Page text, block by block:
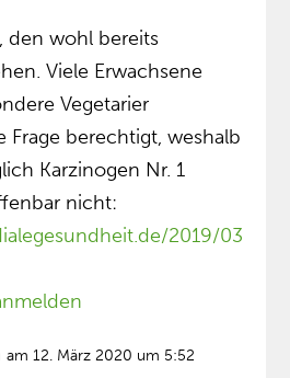
den wohl bereits
Viele Erwachsene
Vegetarier
Frage berechtigt, weshalb
Karzinogen Nr. 1
nicht:
2019/03
am 12. März 2020 um 5:52